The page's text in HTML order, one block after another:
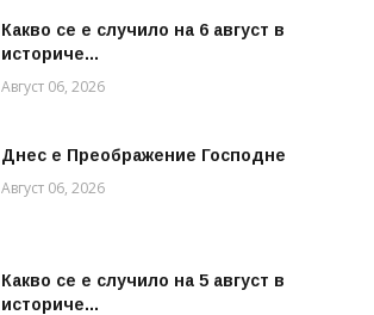
Какво се е случило на 6 август в
историче...
Август 06, 2026
Днес е Преображение Господне
Август 06, 2026
Какво се е случило на 5 август в
историче...